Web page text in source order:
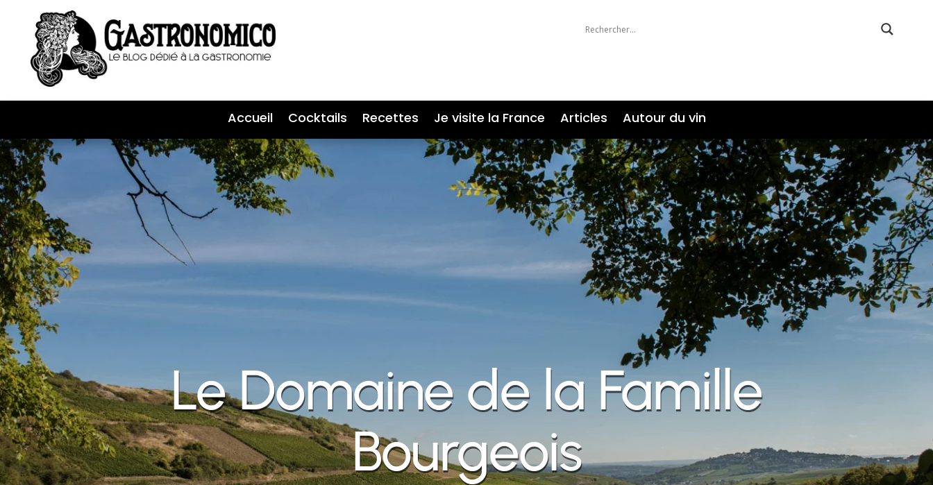
Accueil Cocktails Recettes Je visite la France Articles Autour du vin
Le Domaine de la Famille
Bourgeois